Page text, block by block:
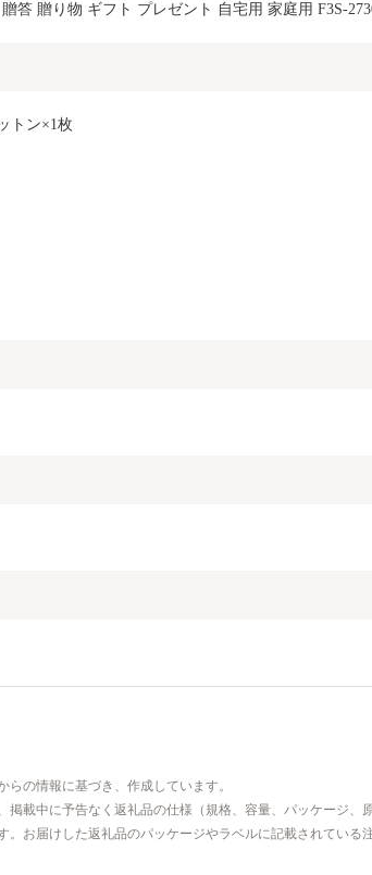
答 贈り物 ギフト プレゼント 自宅用 家庭用 F3S-
トン×1枚
らの情報に基づき、作成しています。
掲載中に予告なく返礼品の仕様（規格、容量、パッケージ、
。お届けした返礼品のパッケージやラベルに記載されている